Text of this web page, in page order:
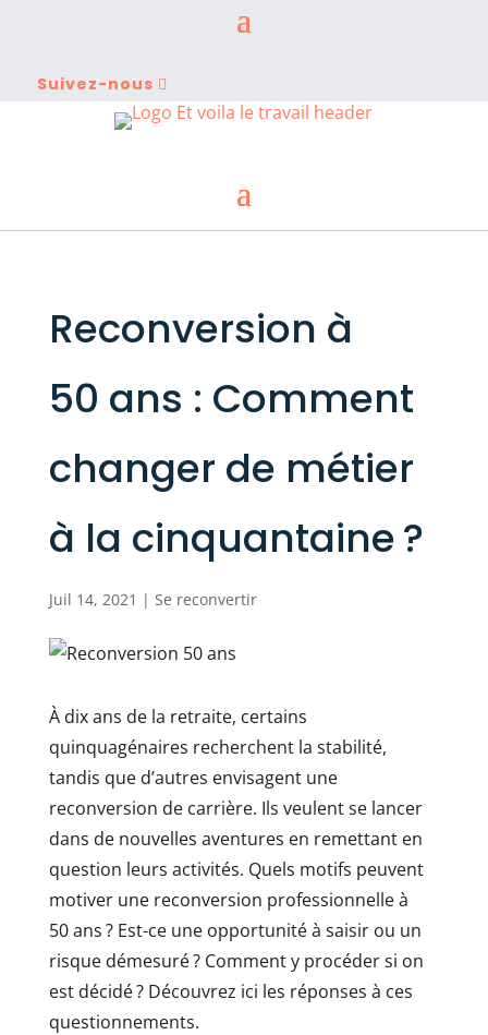
Suivez-nous
Reconversion à
50 ans : Comment
changer de métier
à la cinquantaine ?
Juil 14, 2021 | Se reconvertir
À dix ans de la retraite, certains
quinquagénaires recherchent la stabilité,
tandis que d’autres envisagent une
reconversion de carrière. Ils veulent se lancer
dans de nouvelles aventures en remettant en
question leurs activités. Quels motifs peuvent
motiver une reconversion professionnelle à
50 ans ? Est-ce une opportunité à saisir ou un
risque démesuré ? Comment y procéder si on
est décidé ? Découvrez ici les réponses à ces
questionnements.